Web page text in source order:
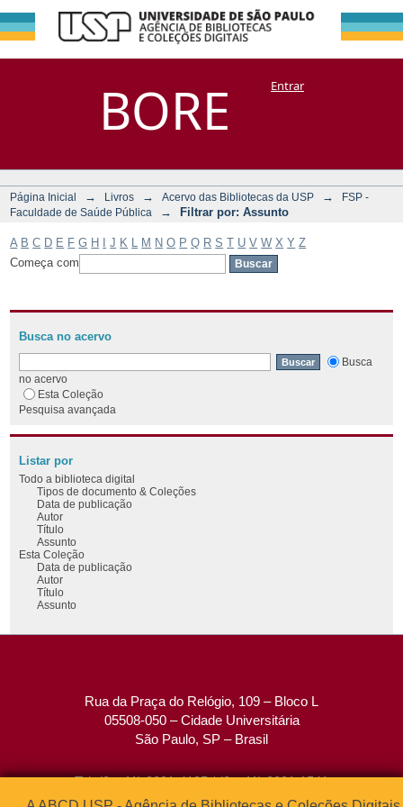
BORE
Filtrar por:
Assunto
DSpace/Manakin + CoriscoEntrar
Página Inicial → Livros → Acervo das Bibliotecas da USP →
FSP -
Faculdade de Saúde Pública
→ Filtrar por: Assunto
A B C D E F G H J K M N O P Q R S T U V W X Y Z
Começa com
Busca no acervo
Busca
no acervo
Esta Coleção
Pesquisa avançada
Listar por
Todo a biblioteca digital
Tipos de documento & Coleções
Data de publicação
Autor
Título
Assunto
Esta Coleção
Data de publicação
Autor
Título
Assunto
Rua da Praça do Relógio, 109 – Bloco L
05508-050 – Cidade Universitária
São Paulo, SP – Brasil
Tel: (0xx11) 3091-4195 / (0xx11) 3091-1541
Fax: (0xx11) 3091-1567